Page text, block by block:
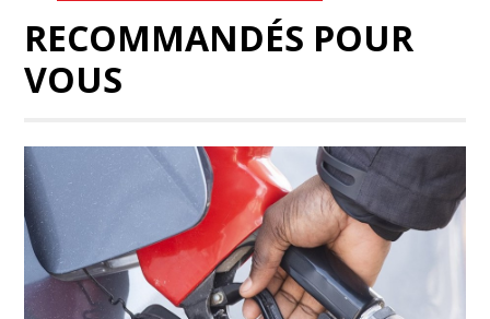
RECOMMANDÉS POUR
VOUS